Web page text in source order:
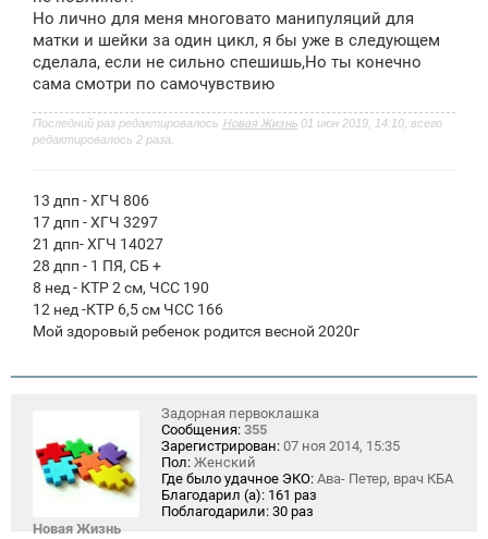
н
и
Но лично для меня многовато манипуляций для
матки и шейки за один цикл, я бы уже в следующем
сделала, если не сильно спешишь,Но ты конечно
сама смотри по самочувствию
Последний раз редактировалось Новая Жизнь 01 июн 2019, 14:10, всего
редактировалось 2 раза.
13 дпп - ХГЧ 806
17 дпп - ХГЧ 3297
21 дпп- ХГЧ 14027
28 дпп - 1 ПЯ, СБ +
8 нед - КТР 2 см, ЧСС 190
12 нед -КТР 6,5 см ЧСС 166
Мой здоровый ребенок родится весной 2020г
Новая Жизнь
Задорная первоклашка
Сообщения: 355
Зарегистрирован: 07 ноя 2014, 15:35
Пол: Женский
Где было удачное ЭКО: Ава- Петер, врач КБА
Благодарил (а): 161 раз
Поблагодарили: 30 раз